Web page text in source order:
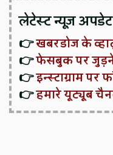
लेटेस्ट न्यूज़
👉खबरडोज के
👉फेसबुक पर
👉इन्स्टाग्राम पर
👉हमारे यूट्यूब